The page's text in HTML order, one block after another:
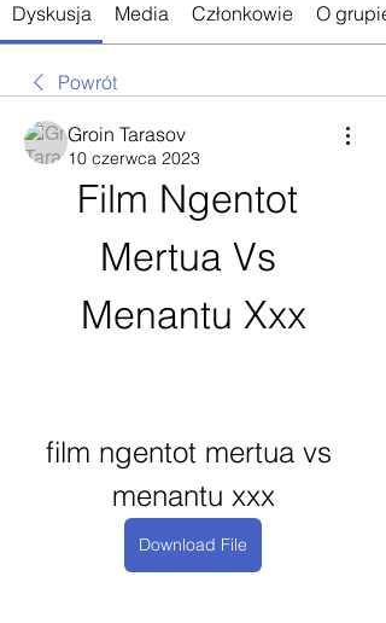
Dyskusja Media Członkowie O grupie
Powrót
Groin Tarasov
10 czerwca 2023
Film Ngentot
Mertua Vs
Menantu Xxx
film ngentot mertua vs
menantu xxx
Download File